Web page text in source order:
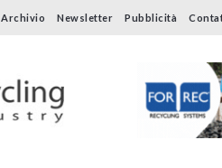
Archivio Newsletter Pubblicità